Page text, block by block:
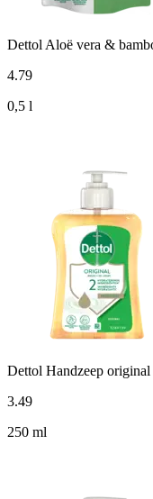
Dettol Aloë vera &
4.79
0,5 l
Dettol Handzeep original
3.49
250 ml